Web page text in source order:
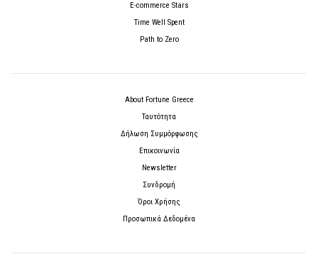
E-commerce Stars
Time Well Spent
Path to Zero
About Fortune Greece
Ταυτότητα
Δήλωση Συμμόρφωσης
Επικοινωνία
Newsletter
Συνδρομή
Όροι Χρήσης
Προσωπικά Δεδομένα